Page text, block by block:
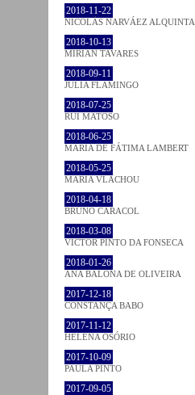
2018-11-22
NICOLÁS NARVÁEZ ALQUINTA
2018-10-13
MIRIAN TAVARES
2018-09-11
JULIA FLAMINGO
2018-07-25
RUI MATOSO
2018-06-25
MARIA DE FÁTIMA LAMBERT
2018-05-25
MARIA VLACHOU
2018-04-18
BRUNO CARACOL
2018-03-08
VICTOR PINTO DA FONSECA
2018-01-26
ANA BALONA DE OLIVEIRA
2017-12-18
CONSTANÇA BABO
2017-11-12
HELENA OSÓRIO
2017-10-09
PAULA PINTO
2017-09-05